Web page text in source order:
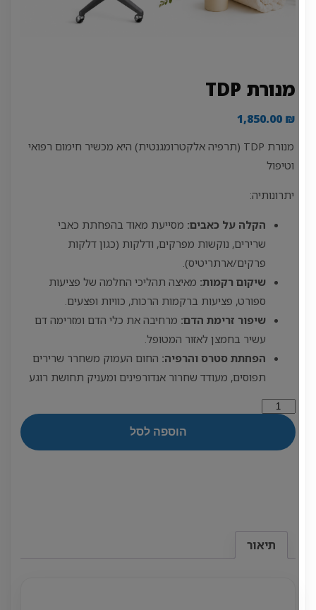
מנורת TDP
1,850.00
מנורת TDP (תרפיה אלקטרומגנטית) היא מכשיר חימום רפואי
וטיפול
יתרונותיה:
הקלה על כאבים:מסייעת מאוד בהפחתת כאבי
שרירים, נוקשות מפרקים, ודלקות (כגון דלקות
פרקים/ארתריטיס).
שיקום רקמות:מאיצה תהליכי החלמה של פציעות
ספורט, פציעות ברקמות הרכות, כוויות ופצעים.
שיפור זרימת הדם:מרחיבה את כלי הדם ומזרימה דם
עשיר בחמצן לאזור המטופל.
הפחתת סטרס והרפיה:החום העמוק משחרר שרירים
תפוסים, מעודד שחרור אנדורפינים ומעניק תחושת רוגע
כמות
מנורת
הוספה לסל
תיאור